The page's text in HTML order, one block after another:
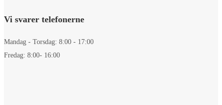
Vi svarer telefonerne
Mandag - Torsdag: 8:00 - 17:00
Fredag: 8:00- 16:00